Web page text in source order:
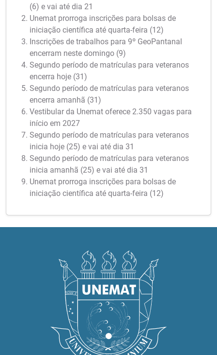
(6) e vai até dia 21
Unemat prorroga inscrições para bolsas de
iniciação científica até quarta-feira (12)
Inscrições de trabalhos para 9º GeoPantanal
encerram neste domingo (9)
Segundo período de matrículas para veteranos
encerra hoje (31)
Segundo período de matrículas para veteranos
encerra amanhã (31)
Vestibular da Unemat oferece 2.350 vagas para
início em 2027
Segundo período de matrículas para veteranos
inicia hoje (25) e vai até dia 31
Segundo período de matrículas para veteranos
inicia amanhã (25) e vai até dia 31
Unemat prorroga inscrições para bolsas de
iniciação científica até quarta-feira (12)